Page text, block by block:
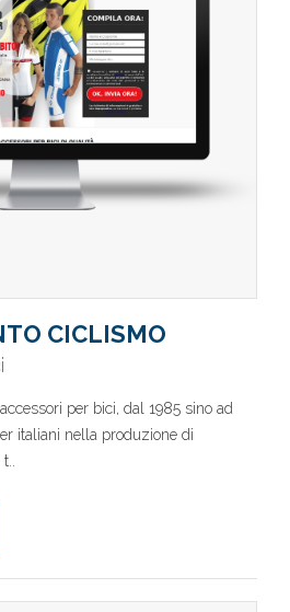
CICLISMO
per bici, dal 1985 sino ad
italiani nella produzione di